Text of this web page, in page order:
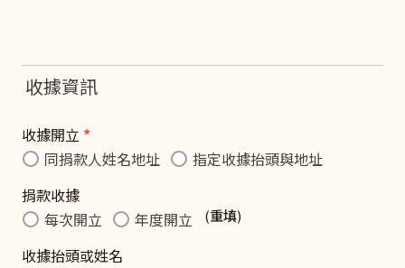
收據資訊
收據開立 *
同捐款人姓名地址
指定收據抬頭與地址
捐款收據
每次開立
年度開立 (重填)
收據抬頭或姓名